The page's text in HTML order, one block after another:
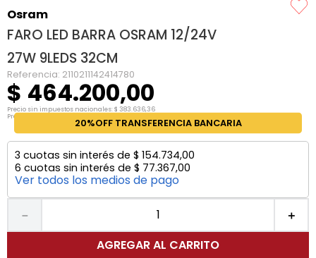
5. chevrolet
Osram
FARO LED BARRA OSRAM 12/24V
27W 9LEDS 32CM
Referencia: 2110211142414780
$ 464.200,00
Precio sin impuestos nacionales:$ 383.636,36
Precio por unidad:
20%OFF TRANSFERENCIA BANCARIA
3 cuotas sin interés de $ 154.734,00
6 cuotas sin interés de $ 77.367,00
Ver todos los medios de pago
＋
－
AGREGAR AL CARRITO